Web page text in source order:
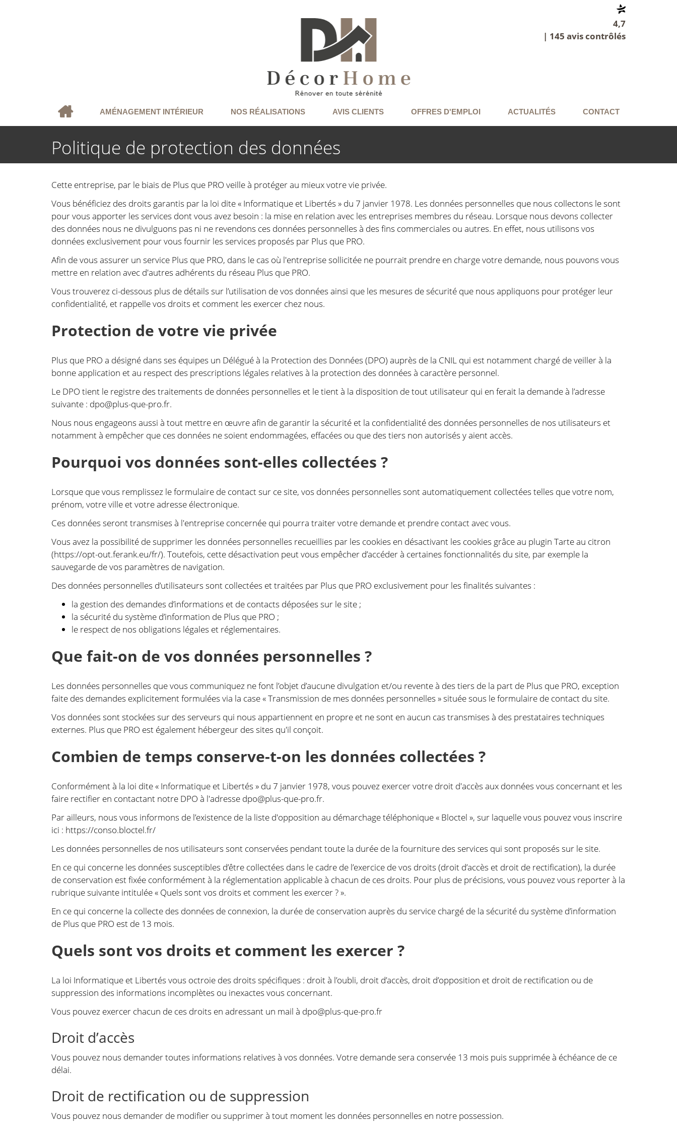
4,7
| 145 avis contrôlés
AMÉNAGEMENT INTÉRIEUR NOS RÉALISATIONS AVIS CLIENTS OFFRES D'EMPLOI ACTUALITÉS CONTACT
Politique de protection des données
Cette entreprise, par le biais de Plus que PRO veille à protéger au mieux votre vie privée.
Vous bénéficiez des droits garantis par la loi dite « Informatique et Libertés » du 7 janvier 1978. Les données personnelles que nous collectons le sont
pour vous apporter les services dont vous avez besoin : la mise en relation avec les entreprises membres du réseau. Lorsque nous devons collecter
des données nous ne divulguons pas ni ne revendons ces données personnelles à des fins commerciales ou autres. En effet, nous utilisons vos
données exclusivement pour vous fournir les services proposés par Plus que PRO.
Afin de vous assurer un service Plus que PRO, dans le cas où l'entreprise sollicitée ne pourrait prendre en charge votre demande, nous pouvons vous
mettre en relation avec d'autres adhérents du réseau Plus que PRO.
Vous trouverez ci-dessous plus de détails sur l’utilisation de vos données ainsi que les mesures de sécurité que nous appliquons pour protéger leur
confidentialité, et rappelle vos droits et comment les exercer chez nous.
Protection de votre vie privée
Plus que PRO a désigné dans ses équipes un Délégué à la Protection des Données (DPO) auprès de la CNIL qui est notamment chargé de veiller à la
bonne application et au respect des prescriptions légales relatives à la protection des données à caractère personnel.
Le DPO tient le registre des traitements de données personnelles et le tient à la disposition de tout utilisateur qui en ferait la demande à l’adresse
suivante : dpo@plus-que-pro.fr.
Nous nous engageons aussi à tout mettre en œuvre afin de garantir la sécurité et la confidentialité des données personnelles de nos utilisateurs et
notamment à empêcher que ces données ne soient endommagées, effacées ou que des tiers non autorisés y aient accès.
Pourquoi vos données sont-elles collectées ?
Lorsque que vous remplissez le formulaire de contact sur ce site, vos données personnelles sont automatiquement collectées telles que votre nom,
prénom, votre ville et votre adresse électronique.
Ces données seront transmises à l'entreprise concernée qui pourra traiter votre demande et prendre contact avec vous.
Vous avez la possibilité de supprimer les données personnelles recueillies par les cookies en désactivant les cookies grâce au plugin Tarte au citron
(https://opt-out.ferank.eu/fr/). Toutefois, cette désactivation peut vous empêcher d’accéder à certaines fonctionnalités du site, par exemple la
sauvegarde de vos paramètres de navigation.
Des données personnelles d’utilisateurs sont collectées et traitées par Plus que PRO exclusivement pour les finalités suivantes :
la gestion des demandes d’informations et de contacts déposées sur le site ;
la sécurité du système d’information de Plus que PRO ;
le respect de nos obligations légales et réglementaires.
Que fait-on de vos données personnelles ?
Les données personnelles que vous communiquez ne font l’objet d’aucune divulgation et/ou revente à des tiers de la part de Plus que PRO, exception
faite des demandes explicitement formulées via la case « Transmission de mes données personnelles » située sous le formulaire de contact du site.
Vos données sont stockées sur des serveurs qui nous appartiennent en propre et ne sont en aucun cas transmises à des prestataires techniques
externes. Plus que PRO est également hébergeur des sites qu'il conçoit.
Combien de temps conserve-t-on les données collectées ?
Conformément à la loi dite « Informatique et Libertés » du 7 janvier 1978, vous pouvez exercer votre droit d'accès aux données vous concernant et les
faire rectifier en contactant notre DPO à l'adresse dpo@plus-que-pro.fr.
Par ailleurs, nous vous informons de l’existence de la liste d'opposition au démarchage téléphonique « Bloctel », sur laquelle vous pouvez vous inscrire
ici : https://conso.bloctel.fr/
Les données personnelles de nos utilisateurs sont conservées pendant toute la durée de la fourniture des services qui sont proposés sur le site.
En ce qui concerne les données susceptibles d’être collectées dans le cadre de l’exercice de vos droits (droit d’accès et droit de rectification), la durée
de conservation est fixée conformément à la réglementation applicable à chacun de ces droits. Pour plus de précisions, vous pouvez vous reporter à la
rubrique suivante intitulée « Quels sont vos droits et comment les exercer ? ».
En ce qui concerne la collecte des données de connexion, la durée de conservation auprès du service chargé de la sécurité du système d’information
de Plus que PRO est de 13 mois.
Quels sont vos droits et comment les exercer ?
La loi Informatique et Libertés vous octroie des droits spécifiques : droit à l’oubli, droit d’accès, droit d’opposition et droit de rectification ou de
suppression des informations incomplètes ou inexactes vous concernant.
Vous pouvez exercer chacun de ces droits en adressant un mail à dpo@plus-que-pro.fr
Droit d’accès
Vous pouvez nous demander toutes informations relatives à vos données. Votre demande sera conservée 13 mois puis supprimée à échéance de ce
délai.
Droit de rectification ou de suppression
Vous pouvez nous demander de modifier ou supprimer à tout moment les données personnelles en notre possession.